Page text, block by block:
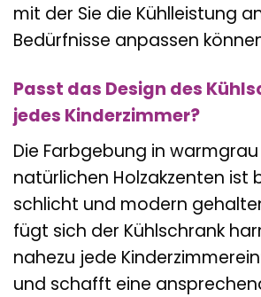
mit der Sie die Kühlleistung
Bedürfnisse anpassen
Passt das Design des
jedes Kinderzimmer?
Die Farbgebung in
natürlichen Holzakzenten ist
schlicht und modern
fügt sich der Kühlschrank
nahezu jede
und schafft eine